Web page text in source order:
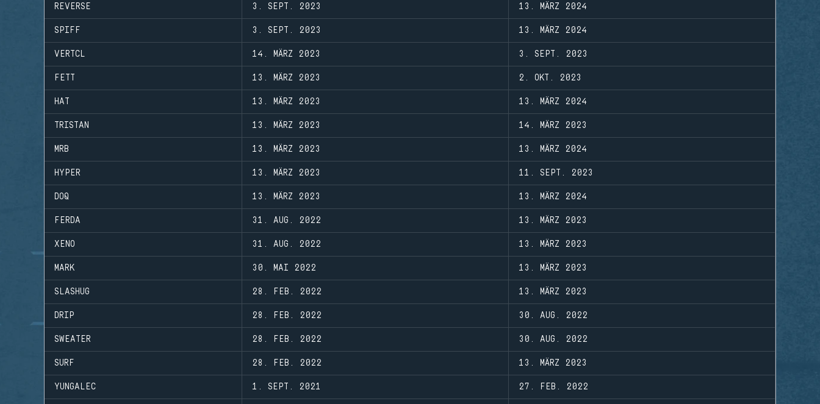
REVERSE 3. SEPT. 2023 13. MÄRZ 2024
SPIFF 3. SEPT. 2023 13. MÄRZ 2024
VERTCL 14. MÄRZ 2023 3. SEPT. 2023
FETT 13. MÄRZ 2023 2. OKT. 2023
HAT 13. MÄRZ 2023 13. MÄRZ 2024
TRISTAN 13. MÄRZ 2023 14. MÄRZ 2023
MRB 13. MÄRZ 2023 13. MÄRZ 2024
HYPER 13. MÄRZ 2023 11. SEPT. 2023
DOQ 13. MÄRZ 2023 13. MÄRZ 2024
FERDA 31. AUG. 2022 13. MÄRZ 2023
XENO 31. AUG. 2022 13. MÄRZ 2023
MARK 30. MAI 2022 13. MÄRZ 2023
SLASHUG 28. FEB. 2022 13. MÄRZ 2023
DRIP 28. FEB. 2022 30. AUG. 2022
SWEATER 28. FEB. 2022 30. AUG. 2022
SURF 28. FEB. 2022 13. MÄRZ 2023
YUNGALEC 1. SEPT. 2021 27. FEB. 2022